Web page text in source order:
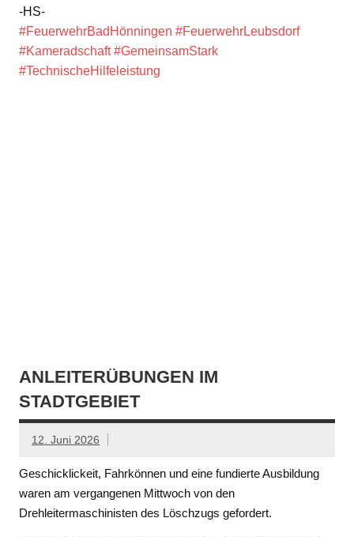
-HS-
#FeuerwehrBadHönningen #FeuerwehrLeubsdorf
#Kameradschaft #GemeinsamStark
#TechnischeHilfeleistung
ANLEITERÜBUNGEN IM
STADTGEBIET
12. Juni 2026
Geschicklickeit, Fahrkönnen und eine fundierte Ausbildung
waren am vergangenen Mittwoch von den
Drehleitermaschinisten des Löschzugs gefordert.